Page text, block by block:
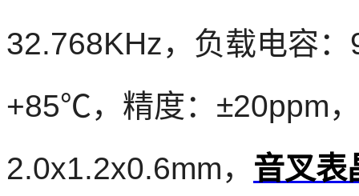
32.768KHz，负载电容
+85℃，精度：±20ppm
2.0x1.2x0.6mm， 音叉表